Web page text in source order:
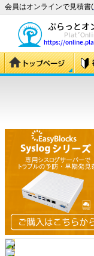
会員はオンラインで見積書(